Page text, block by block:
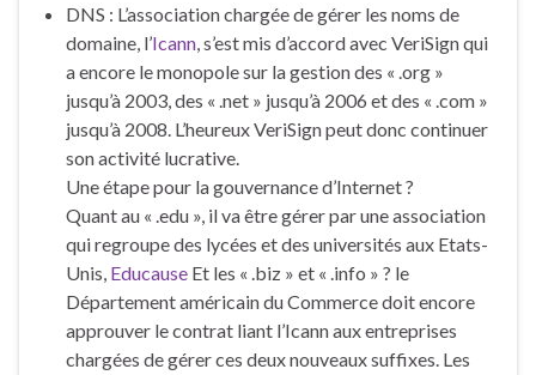
DNS : L’association chargée de gérer les noms de
domaine, l’Icann, s’est mis d’accord avec VeriSign qui
a encore le monopole sur la gestion des « .org »
jusqu’à 2003, des « .net » jusqu’à 2006 et des « .com »
jusqu’à 2008. L’heureux VeriSign peut donc continuer
son activité lucrative.
Une étape pour la gouvernance d’Internet ?
Quant au « .edu », il va être gérer par une association
qui regroupe des lycées et des universités aux Etats-
Unis, Educause Et les « .biz » et « .info » ? le
Département américain du Commerce doit encore
approuver le contrat liant l’Icann aux entreprises
chargées de gérer ces deux nouveaux suffixes. Les